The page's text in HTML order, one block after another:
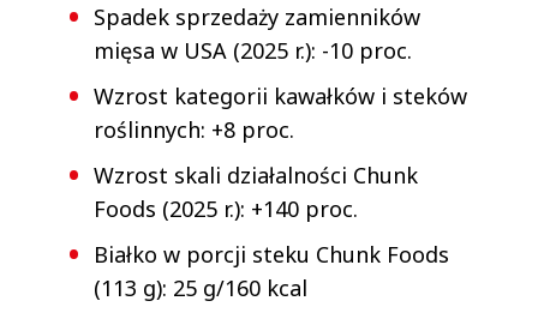
Spadek sprzedaży zamienników
mięsa w USA (2025 r.): -10 proc.
Wzrost kategorii kawałków i steków
roślinnych: +8 proc.
Wzrost skali działalności Chunk
Foods (2025 r.): +140 proc.
Białko w porcji steku Chunk Foods
(113 g): 25 g/160 kcal